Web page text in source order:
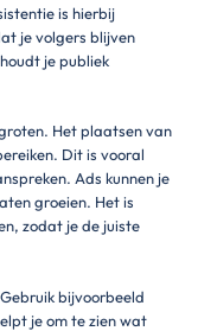
is hierbij
je volgers blijven
je publiek
Het plaatsen van
Dit is vooral
Ads kunnen je
groeien. Het is
zodat je de juiste
bijvoorbeeld
je om te zien wat